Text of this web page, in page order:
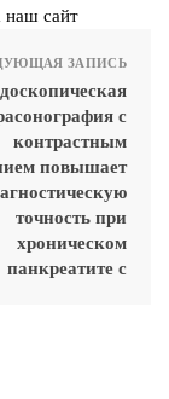
наш сайт
ЗАПИСЬ
с
контрастным
повышает
точность при
хроническом
панкреатите с